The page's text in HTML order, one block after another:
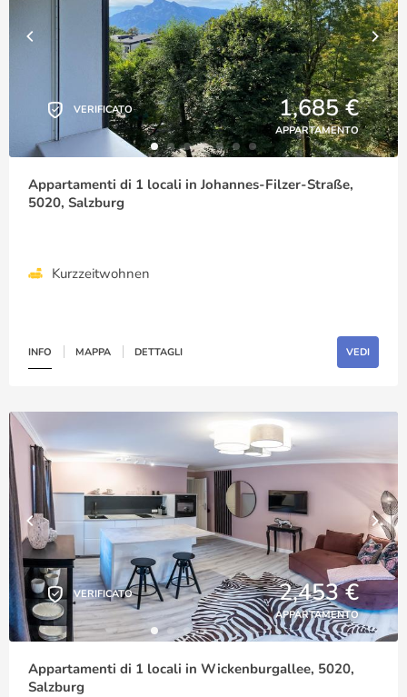
VERIFICATO 1,685 €
APPARTAMENTO
Appartamenti di 1 locali in Johannes-Filzer-Straße,
5020, Salzburg
Kurzzeitwohnen
INFO MAPPA DETTAGLI VEDI
VERIFICATO 2,453 €
APPARTAMENTO
Appartamenti di 1 locali in Wickenburgallee, 5020,
Salzburg